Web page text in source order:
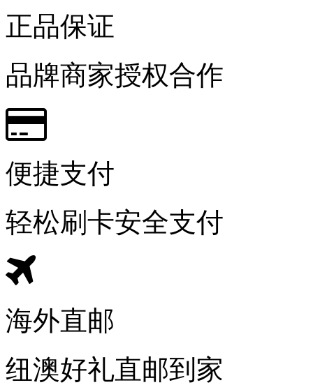
正品保证
品牌商家授权合作
便捷支付
轻松刷卡安全支付
海外直邮
纽澳好礼直邮到家